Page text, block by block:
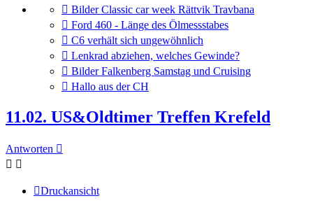
Gehe
zum
letzten
Beitrag
Bilder Classic car week Rättvik Travbana
Gehe
zum
letzten
Beitrag
Ford 460 - Länge des Ölmessstabes
Gehe
zum
letzten
Beitrag
C6 verhält sich ungewöhnlich
Gehe
zum
letzten
Beitrag
Lenkrad abziehen, welches Gewinde?
Gehe
zum
letzten
Bilder Falkenberg Samstag und Cruising
Gehe
letzten
Beitrag
Hallo aus der CH
11.02. US&Oldtimer Treffen Krefeld
Antworten
Druckansicht